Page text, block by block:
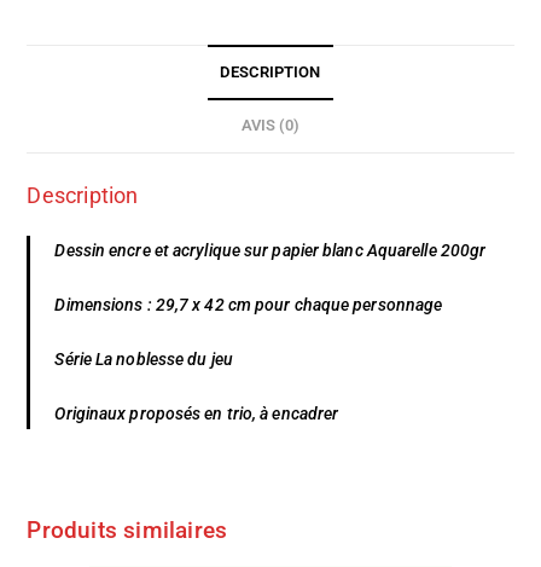
DESCRIPTION
AVIS (0)
Description
Dessin encre et acrylique sur papier blanc Aquarelle 200gr
Dimensions : 29,7 x 42 cm pour chaque personnage
Série La noblesse du jeu
Originaux proposés en trio, à encadrer
Produits similaires